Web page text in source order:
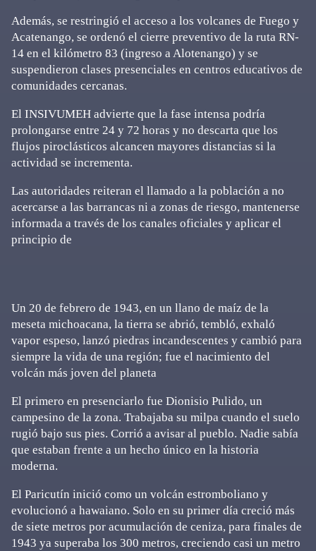
Además, se restringió el acceso a los volcanes de Fuego y
Acatenango, se ordenó el cierre preventivo de la ruta RN-
14 en el kilómetro 83 (ingreso a Alotenango) y se
suspendieron clases presenciales en centros educativos de
comunidades cercanas.
El INSIVUMEH advierte que la fase intensa podría
prolongarse entre 24 y 72 horas y no descarta que los
flujos piroclásticos alcancen mayores distancias si la
actividad se incrementa.
Las autoridades reiteran el llamado a la población a no
acercarse a las barrancas ni a zonas de riesgo, mantenerse
informada a través de los canales oficiales y aplicar el
principio de
Un 20 de febrero de 1943, en un llano de maíz de la
meseta michoacana, la tierra se abrió, tembló, exhaló
vapor espeso, lanzó piedras incandescentes y cambió para
siempre la vida de una región; fue el nacimiento del
volcán más joven del planeta
El primero en presenciarlo fue Dionisio Pulido, un
campesino de la zona. Trabajaba su milpa cuando el suelo
rugió bajo sus pies. Corrió a avisar al pueblo. Nadie sabía
que estaban frente a un hecho único en la historia
moderna.
El Paricutín inició como un volcán estromboliano y
evolucionó a hawaiano. Solo en su primer día creció más
de siete metros por acumulación de ceniza, para finales de
1943 ya superaba los 300 metros, creciendo casi un metro